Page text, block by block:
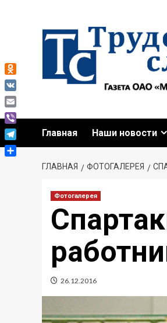
содержимому
Главная Наши новости
ГЛАВНАЯ ФОТОГАЛЕРЕЯ
Фотогалерея
26.12.2016
Odnoklassniki
VK
Email
Viber
Telegram
Отправить